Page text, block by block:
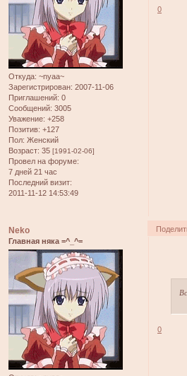
Откуда: ~nyaa~
Зарегистрирован: 2007-11-06
Приглашений: 0
Сообщений: 3005
Уважение: +258
Позитив: +127
Пол: Женский
Возраст: 35 [1991-02-06]
Провел на форуме:
7 дней 21 час
Последний визит:
2011-11-12 14:53:49
0
Neko
Главная няка =^_^=
0